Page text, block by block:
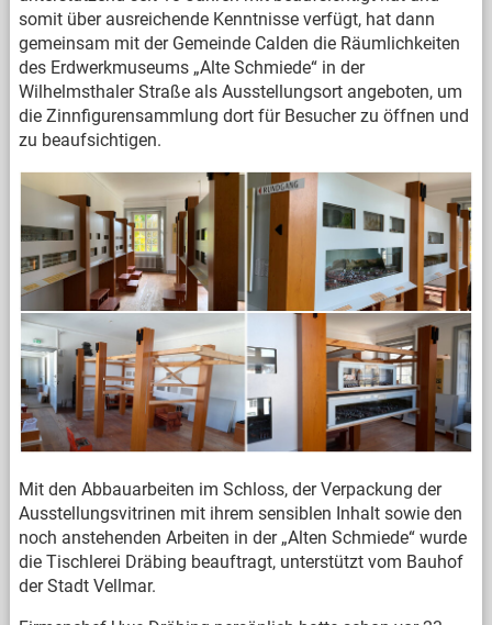
somit über ausreichende Kenntnisse verfügt, hat dann
gemeinsam mit der Gemeinde Calden die Räumlichkeiten
des Erdwerkmuseums „Alte Schmiede“ in der
Wilhelmsthaler Straße als Ausstellungsort angeboten, um
die Zinnfigurensammlung dort für Besucher zu öffnen und
zu beaufsichtigen.
Mit den Abbauarbeiten im Schloss, der Verpackung der
Ausstellungsvitrinen mit ihrem sensiblen Inhalt sowie den
noch anstehenden Arbeiten in der „Alten Schmiede“ wurde
die Tischlerei Dräbing beauftragt, unterstützt vom Bauhof
der Stadt Vellmar.